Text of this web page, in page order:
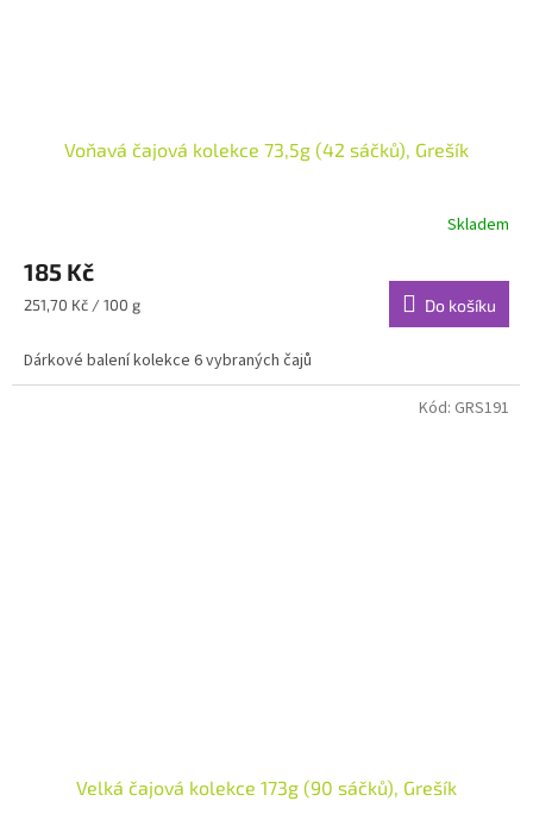
Voňavá čajová kolekce 73,5g (42 sáčků), Grešík
Skladem
185 Kč
Měrná
251,70 Kč / 100 g Do košíku
Dárkové balení kolekce 6 vybraných čajů
Velká čajová kolekce 173g (90 sáčků), Grešík
Kód: GRS191